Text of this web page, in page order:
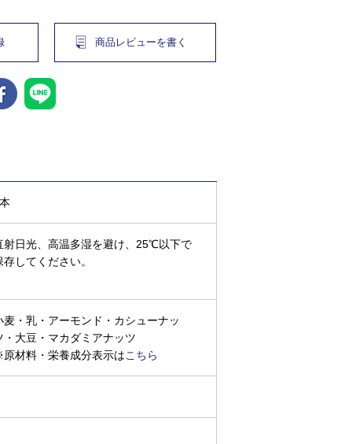
商品レビューを書く
射日光、高温多湿を避け、25℃以下で
存してください。
麦・乳・アーモンド・カシューナッ
・大豆・マカダミアナッツ
材料・栄養成分表示はこちら